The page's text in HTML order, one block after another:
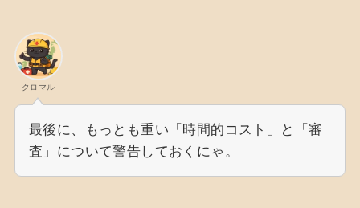
クロマル
最後に、もっとも重い「時間的コスト」と「審
査」について警告しておくにゃ。